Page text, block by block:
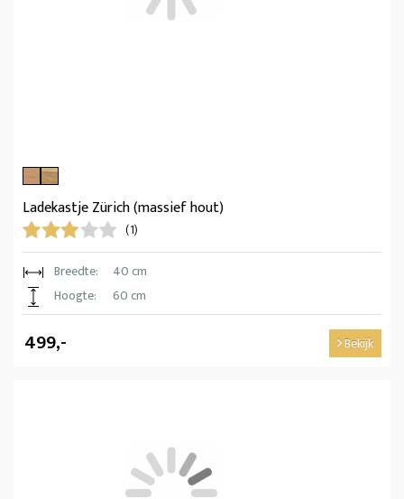
Ladekastje Zürich (massief hout)
(1)
Breedte:
40 cm
Hoogte:
60 cm
499,- Bekijk